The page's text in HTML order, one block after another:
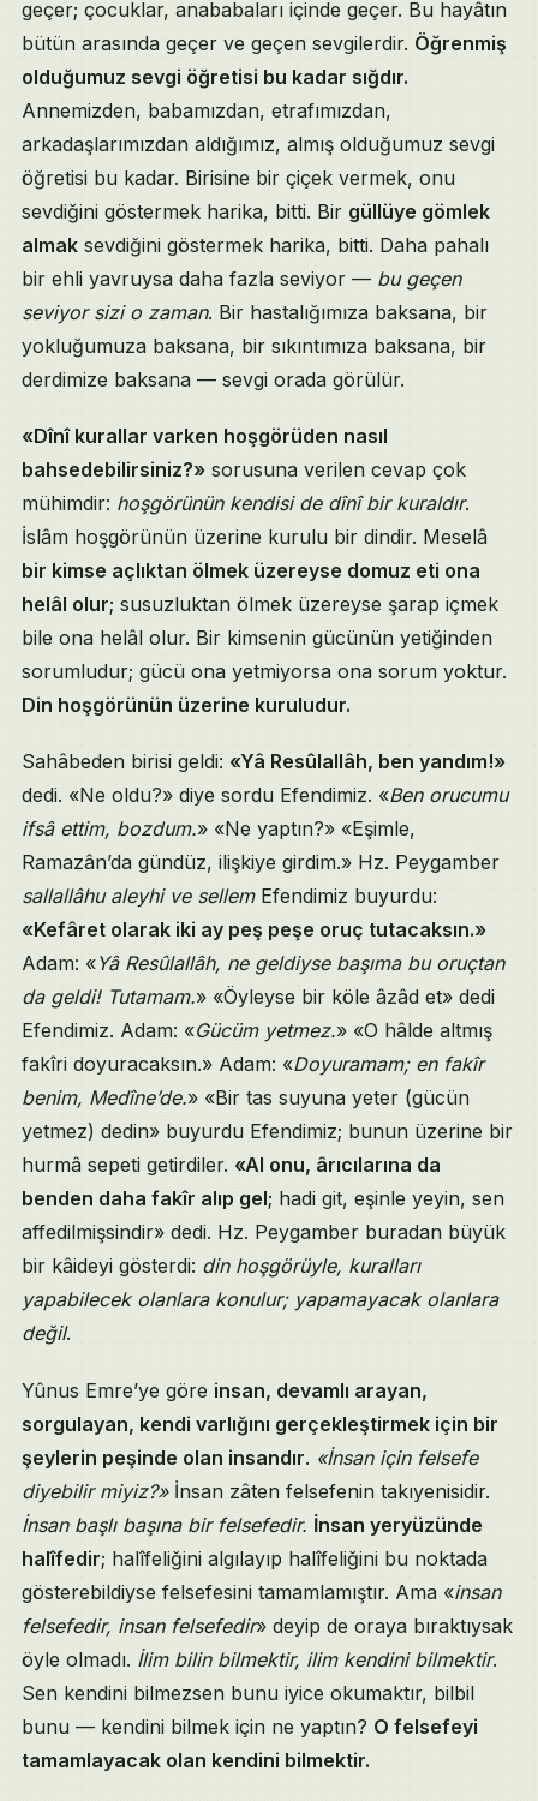
geçer; çocuklar, anababaları içinde geçer. Bu hayâtın
bütün arasında geçer ve geçen sevgilerdir. Öğrenmiş
olduğumuz sevgi öğretisi bu kadar sığdır.
Annemizden, babamızdan, etrafımızdan,
arkadaşlarımızdan aldığımız, almış olduğumuz sevgi
öğretisi bu kadar. Birisine bir çiçek vermek, onu
sevdiğini göstermek harika, bitti. Bir güllüye gömlek
almak sevdiğini göstermek harika, bitti. Daha pahalı
bir ehli yavruysa daha fazla seviyor — bu geçen
seviyor sizi o zaman. Bir hastalığımıza baksana, bir
yokluğumuza baksana, bir sıkıntımıza baksana, bir
derdimize baksana — sevgi orada görülür.
«Dînî kurallar varken hoşgörüden nasıl
bahsedebilirsiniz?» sorusuna verilen cevap çok
mühimdir: hoşgörünün kendisi de dînî bir kuraldır.
İslâm hoşgörünün üzerine kurulu bir dindir. Meselâ
bir kimse açlıktan ölmek üzereyse domuz eti ona
helâl olur; susuzluktan ölmek üzereyse şarap içmek
bile ona helâl olur. Bir kimsenin gücünün yetiğinden
sorumludur; gücü ona yetmiyorsa ona sorum yoktur.
Din hoşgörünün üzerine kuruludur.
Sahâbeden birisi geldi: «Yâ Resûlallâh, ben yandım!»
dedi. «Ne oldu?» diye sordu Efendimiz. «Ben orucumu
ifsâ ettim, bozdum.» «Ne yaptın?» «Eşimle,
Ramazân’da gündüz, ilişkiye girdim.» Hz. Peygamber
sallallâhu aleyhi ve sellemEfendimiz buyurdu:
«Kefâret olarak iki ay peş peşe oruç tutacaksın.»
Adam: «Yâ Resûlallâh, ne geldiyse başıma bu oruçtan
da geldi! Tutamam.» «Öyleyse bir köle âzâd et» dedi
Efendimiz. Adam: «Gücüm yetmez.» «O hâlde altmış
fakîri doyuracaksın.» Adam: «Doyuramam; en fakîr
benim, Medîne’de.» «Bir tas suyuna yeter (gücün
yetmez) dedin» buyurdu Efendimiz; bunun üzerine bir
hurmâ sepeti getirdiler. «Al onu, ârıcılarına da
benden daha fakîr alıp gel; hadi git, eşinle yeyin, sen
affedilmişsindir» dedi. Hz. Peygamber buradan büyük
bir kâideyi gösterdi: din hoşgörüyle, kuralları
yapabilecek olanlara konulur; yapamayacak olanlara
değil.
Yûnus Emre’ye göre insan, devamlı arayan,
sorgulayan, kendi varlığını gerçekleştirmek için bir
şeylerin peşinde olan insandır. «İnsan için felsefe
diyebilir miyiz?»İnsan zâten felsefenin takıyenisidir.
İnsan başlı başına bir felsefedir. İnsan yeryüzünde
halîfedir; halîfeliğini algılayıp halîfeliğini bu noktada
gösterebildiyse felsefesini tamamlamıştır. Ama «insan
felsefedir, insan felsefedir» deyip de oraya bıraktıysak
öyle olmadı. İlim bilin bilmektir, ilim kendini bilmektir.
Sen kendini bilmezsen bunu iyice okumaktır, bilbil
bunu — kendini bilmek için ne yaptın? O felsefeyi
tamamlayacak olan kendini bilmektir.